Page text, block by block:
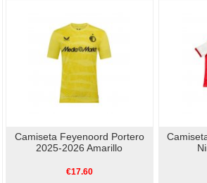
Camiseta Feyenoord Portero
2025-2026 Amarillo
€17.60